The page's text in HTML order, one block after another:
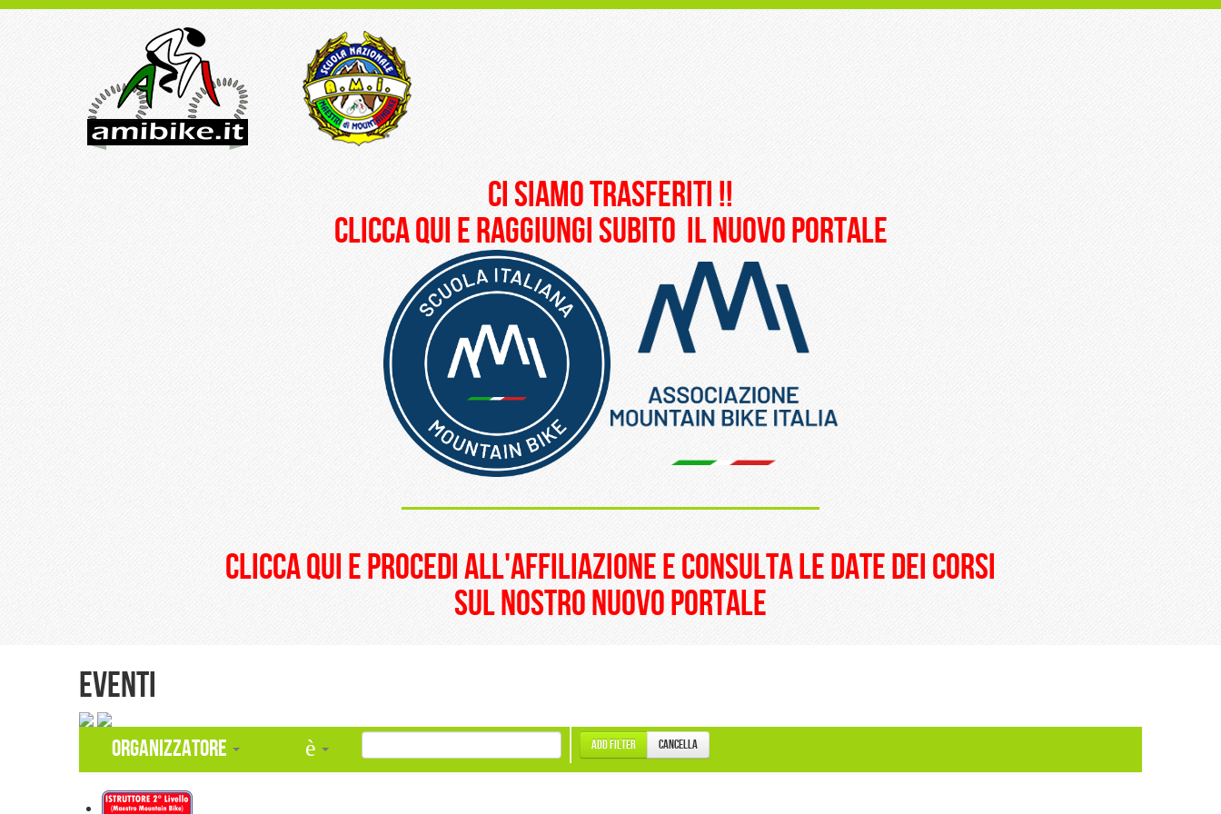
ci siamo trasferiti !!
clicca qui e raggiungi subito il nuovo portale
_______________________
clicca qui e procedi all'affiliazione e consulta le date dei corsi
sul nostro nuovo portale
Eventi
Organizzatore è Add filter Cancella